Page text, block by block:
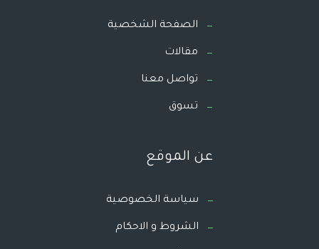
الصفحة الشخصية
مقالات
تواصل معنا
تسوق
عن الموقع
سياسة الخصوصية
الشروط و الاحكام